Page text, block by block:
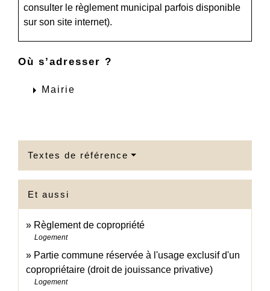
consulter le règlement municipal parfois disponible
sur son site internet).
Où s’adresser ?
arrow_right Mairie
Textes de référence
Et aussi
Règlement de copropriété
Logement
Partie commune réservée à l'usage exclusif d'un
copropriétaire (droit de jouissance privative)
Logement